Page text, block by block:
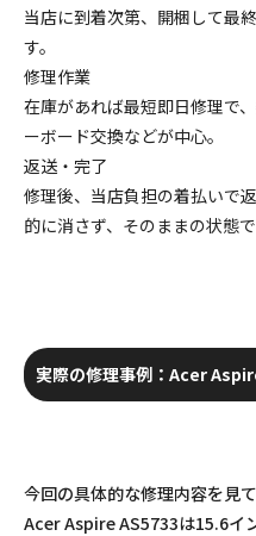
当店に到着次第、開梱して最
す。
修理作業
在庫があれば最短即日修理で
ーボード交換などが中心。
返送・完了
修理後、当店負担の着払いで
的に消さず、そのままの状態で
実際の修理事例：Acer
今回の具体的な修理内容を見て
Acer Aspire AS5733は15.6イ